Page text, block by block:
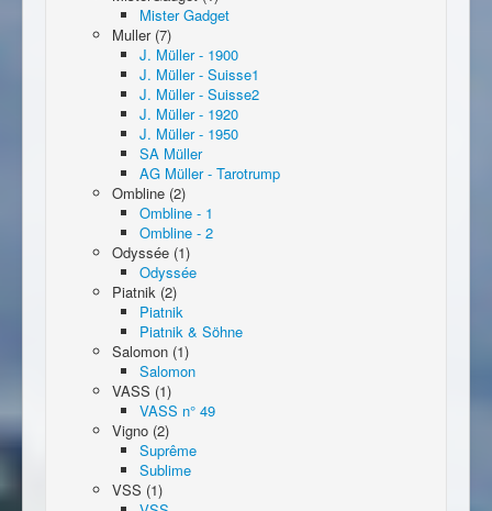
Mister Gadget
Muller (7)
J. Müller - 1900
J. Müller - Suisse1
J. Müller - Suisse2
J. Müller - 1920
J. Müller - 1950
SA Müller
AG Müller - Tarotrump
Ombline (2)
Ombline - 1
Ombline - 2
Odyssée (1)
Odyssée
Piatnik (2)
Piatnik
Piatnik & Söhne
Salomon (1)
Salomon
VASS (1)
VASS n° 49
Vigno (2)
Suprême
Sublime
VSS (1)